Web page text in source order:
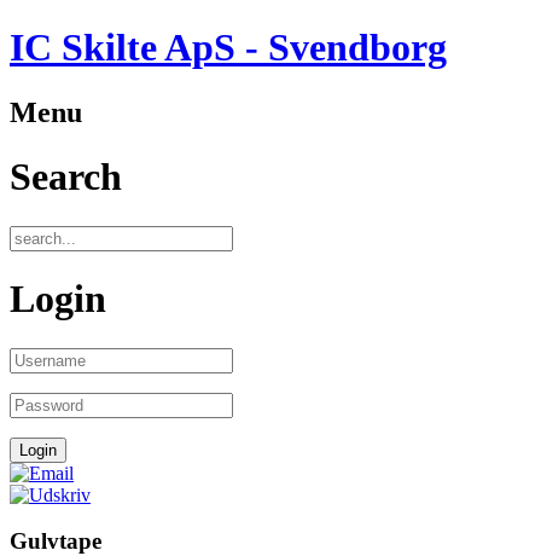
IC Skilte ApS - Svendborg
Menu
Search
Login
Gulvtape